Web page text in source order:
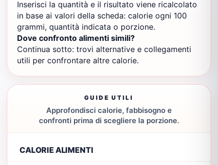
Inserisci la quantità e il risultato viene ricalcolato
in base ai valori della scheda: calorie ogni 100
grammi, quantità indicata o porzione.
Dove confronto alimenti simili?
Continua sotto: trovi alternative e collegamenti
utili per confrontare altre calorie.
GUIDE UTILI
Approfondisci calorie, fabbisogno e
confronti prima di scegliere la porzione.
CALORIE ALIMENTI